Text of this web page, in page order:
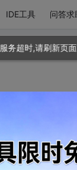
IDE工具 问答求
是考验功底和
有人会写出一
服务超时,请刷新页